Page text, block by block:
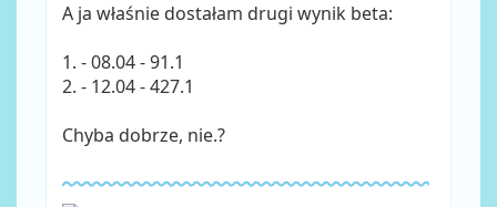
A ja właśnie dostałam drugi wynik beta:
1. - 08.04 - 91.1
2. - 12.04 - 427.1
Chyba dobrze, nie.?